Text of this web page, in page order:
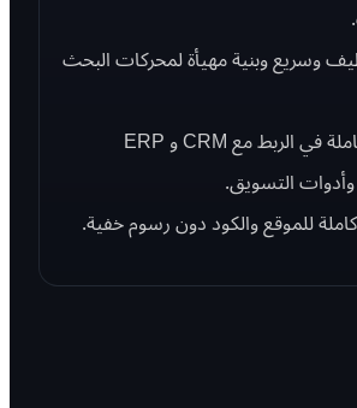
وسريع وبنية مهيأة لمحركات البحث
حرية كاملة في الربط مع CRM و ERP
التسويق.
للموقع والكود دون رسوم خفية.